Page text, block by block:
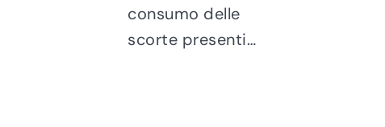
consumo delle
scorte presenti…